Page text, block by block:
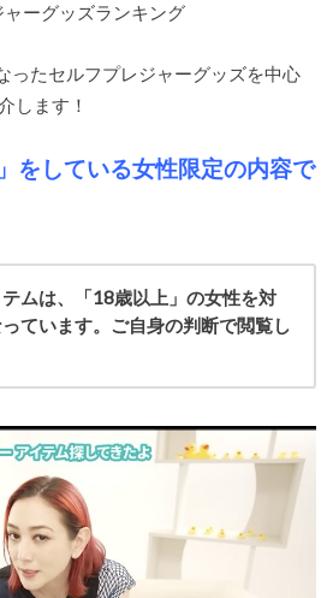
ャーグッズランキング
ったセルフプレジャーグッズを中心
します！
をしている女性限定の内容で
ムは、「18歳以上」の女性を対
ています。ご自身の判断で閲覧し